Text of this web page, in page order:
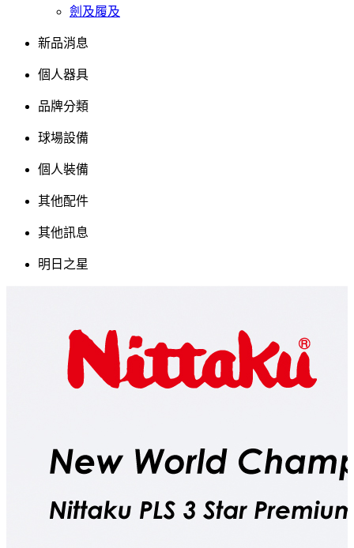
劍及履及
新品消息
個人器具
品牌分類
球場設備
個人裝備
其他配件
其他訊息
明日之星